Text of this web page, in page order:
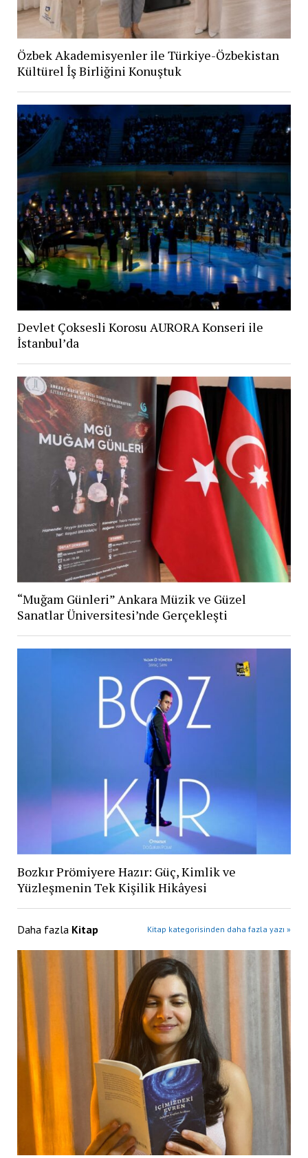
Özbek Akademisyenler ile Türkiye-Özbekistan
Kültürel İş Birliğini Konuştuk
Devlet Çoksesli Korosu AURORA Konseri ile
İstanbul’da
“Muğam Günleri” Ankara Müzik ve Güzel
Sanatlar Üniversitesi’nde Gerçekleşti
Bozkır Prömiyere Hazır: Güç, Kimlik ve
Yüzleşmenin Tek Kişilik Hikâyesi
Daha fazla Kitap Kitap kategorisinden daha fazla yazı »